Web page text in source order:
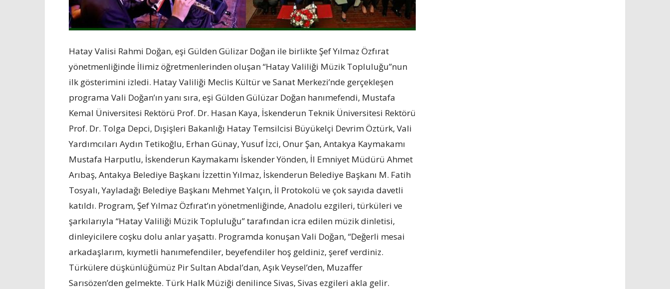
Hatay Valisi Rahmi Doğan, eşi Gülden Gülizar Doğan ile birlikte Şef Yılmaz Özfırat
yönetmenliğinde İlimiz öğretmenlerinden oluşan “Hatay Valiliği Müzik Topluluğu”nun
ilk gösterimini izledi. Hatay Valiliği Meclis Kültür ve Sanat Merkezi’nde gerçekleşen
programa Vali Doğan’ın yanı sıra, eşi Gülden Gülüzar Doğan hanımefendi, Mustafa
Kemal Üniversitesi Rektörü Prof. Dr. Hasan Kaya, İskenderun Teknik Üniversitesi Rektörü
Prof. Dr. Tolga Depci, Dışişleri Bakanlığı Hatay Temsilcisi Büyükelçi Devrim Öztürk, Vali
Yardımcıları Aydın Tetikoğlu, Erhan Günay, Yusuf İzci, Onur Şan, Antakya Kaymakamı
Mustafa Harputlu, İskenderun Kaymakamı İskender Yönden, İl Emniyet Müdürü Ahmet
Arıbaş, Antakya Belediye Başkanı İzzettin Yılmaz, İskenderun Belediye Başkanı M. Fatih
Tosyalı, Yayladağı Belediye Başkanı Mehmet Yalçın, İl Protokolü ve çok sayıda davetli
katıldı. Program, Şef Yılmaz Özfırat’ın yönetmenliğinde, Anadolu ezgileri, türküleri ve
şarkılarıyla “Hatay Valiliği Müzik Topluluğu” tarafından icra edilen müzik dinletisi,
dinleyicilere coşku dolu anlar yaşattı. Programda konuşan Vali Doğan, “Değerli mesai
arkadaşlarım, kıymetli hanımefendiler, beyefendiler hoş geldiniz, şeref verdiniz.
Türkülere düşkünlüğümüz Pir Sultan Abdal’dan, Aşık Veysel’den, Muzaffer
Sarısözen’den gelmekte. Türk Halk Müziği denilince Sivas, Sivas ezgileri akla gelir.